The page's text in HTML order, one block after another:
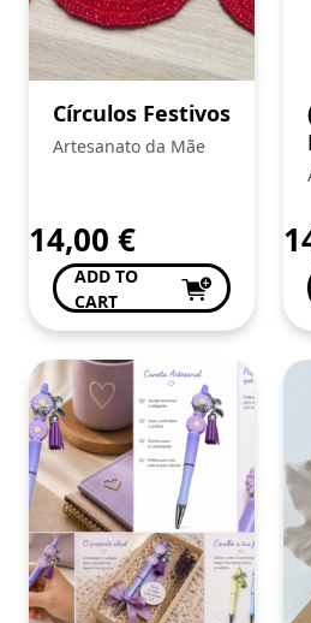
Círculos Festivos
Artesanato da Mãe
14,00 €
ADD TO
CART